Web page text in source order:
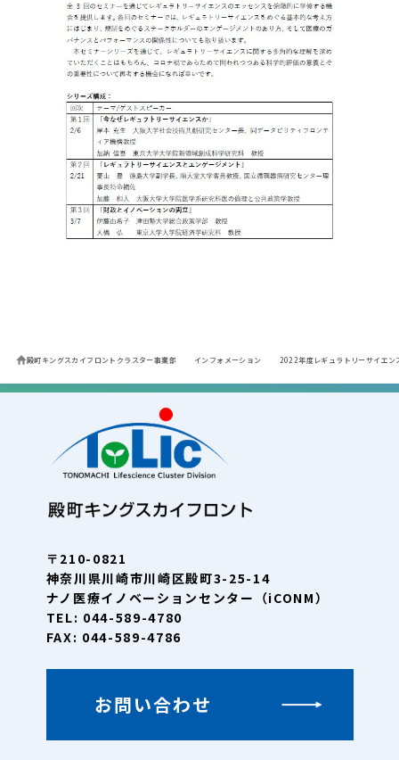
殿町キングスカイフロントクラスター事業部 インフォメーション 2022年度レギュラトリーサイエン
〒210-0821
神奈川県川崎市川崎区殿町3-25-14
ナノ医療イノベーションセンター（iCONM）
TEL: 044-589-4780
FAX: 044-589-4786
お問い合わせ